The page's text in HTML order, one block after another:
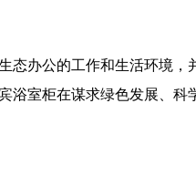
态办公的工作和生活环境，
浴室柜在谋求绿色发展、科